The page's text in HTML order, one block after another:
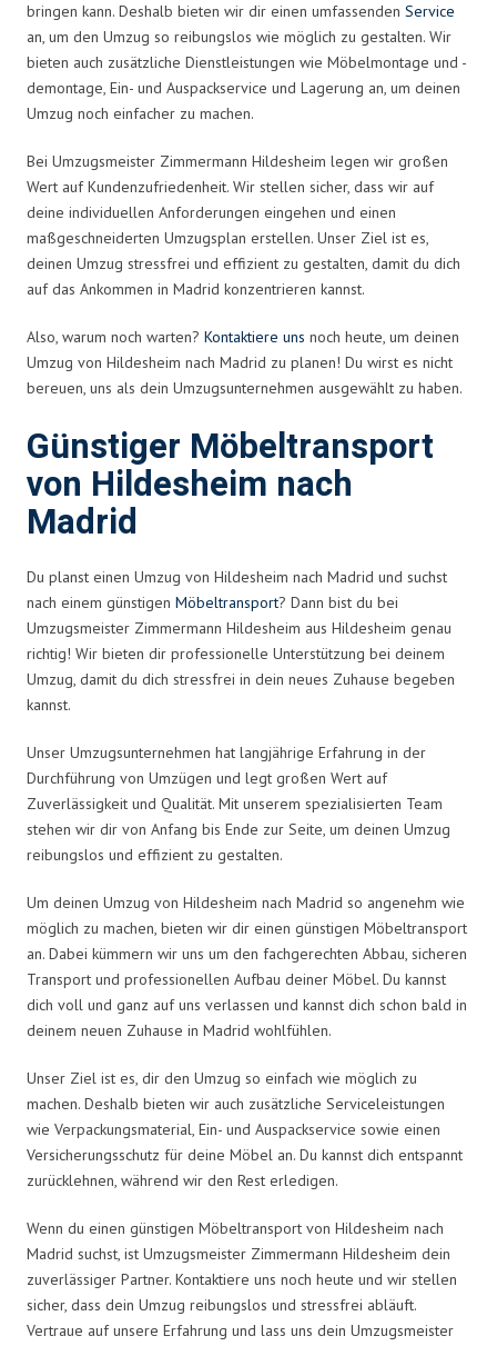
bringen kann. Deshalb bieten wir dir einen umfassenden Service
an, um den Umzug so reibungslos wie möglich zu gestalten. Wir
bieten auch zusätzliche Dienstleistungen wie Möbelmontage und -
demontage, Ein- und Auspackservice und Lagerung an, um deinen
Umzug noch einfacher zu machen.
Bei Umzugsmeister Zimmermann Hildesheim legen wir großen
Wert auf Kundenzufriedenheit. Wir stellen sicher, dass wir auf
deine individuellen Anforderungen eingehen und einen
maßgeschneiderten Umzugsplan erstellen. Unser Ziel ist es,
deinen Umzug stressfrei und effizient zu gestalten, damit du dich
auf das Ankommen in Madrid konzentrieren kannst.
Also, warum noch warten? Kontaktiere uns noch heute, um deinen
Umzug von Hildesheim nach Madrid zu planen! Du wirst es nicht
bereuen, uns als dein Umzugsunternehmen ausgewählt zu haben.
Günstiger Möbeltransport
von Hildesheim nach
Madrid
Du planst einen Umzug von Hildesheim nach Madrid und suchst
nach einem günstigen Möbeltransport? Dann bist du bei
Umzugsmeister Zimmermann Hildesheim aus Hildesheim genau
richtig! Wir bieten dir professionelle Unterstützung bei deinem
Umzug, damit du dich stressfrei in dein neues Zuhause begeben
kannst.
Unser Umzugsunternehmen hat langjährige Erfahrung in der
Durchführung von Umzügen und legt großen Wert auf
Zuverlässigkeit und Qualität. Mit unserem spezialisierten Team
stehen wir dir von Anfang bis Ende zur Seite, um deinen Umzug
reibungslos und effizient zu gestalten.
Um deinen Umzug von Hildesheim nach Madrid so angenehm wie
möglich zu machen, bieten wir dir einen günstigen Möbeltransport
an. Dabei kümmern wir uns um den fachgerechten Abbau, sicheren
Transport und professionellen Aufbau deiner Möbel. Du kannst
dich voll und ganz auf uns verlassen und kannst dich schon bald in
deinem neuen Zuhause in Madrid wohlfühlen.
Unser Ziel ist es, dir den Umzug so einfach wie möglich zu
machen. Deshalb bieten wir auch zusätzliche Serviceleistungen
wie Verpackungsmaterial, Ein- und Auspackservice sowie einen
Versicherungsschutz für deine Möbel an. Du kannst dich entspannt
zurücklehnen, während wir den Rest erledigen.
Wenn du einen günstigen Möbeltransport von Hildesheim nach
Madrid suchst, ist Umzugsmeister Zimmermann Hildesheim dein
zuverlässiger Partner. Kontaktiere uns noch heute und wir stellen
sicher, dass dein Umzug reibungslos und stressfrei abläuft.
Vertraue auf unsere Erfahrung und lass uns dein Umzugsmeister